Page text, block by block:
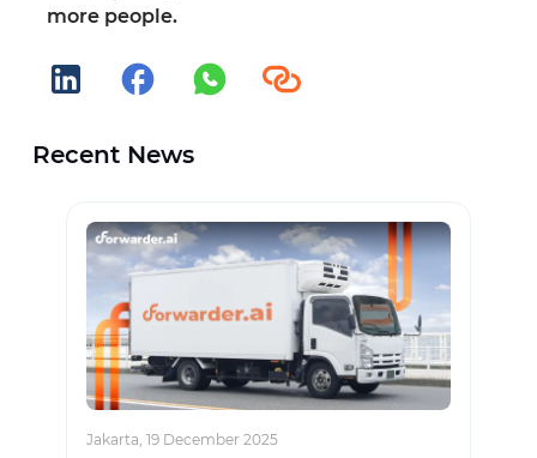
more people.
Recent News
Jakarta, 19 December 2025